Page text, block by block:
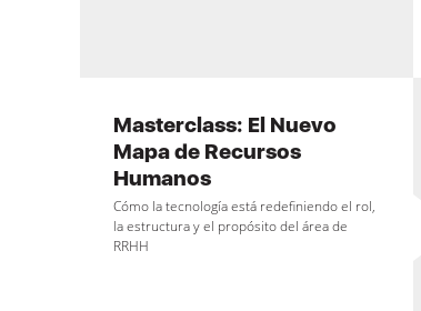
Masterclass: El Nuevo
Mapa de Recursos
Humanos
Cómo la tecnología está redefiniendo el rol,
la estructura y el propósito del área de
RRHH